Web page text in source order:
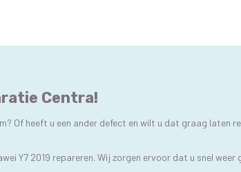
Centra!
Of heeft u een ander defect en wilt u dat graag laten
Y7 2019 repareren. Wij zorgen ervoor dat u snel weer